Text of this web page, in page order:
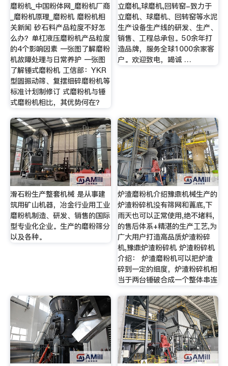
磨粉机_中国粉体网_磨粉机厂商
_磨粉机原理_磨粉机 磨粉机相
关新闻 砂石料产品粒度不好怎
么办？单杠液压磨粉机产品粒度
的4个影响因素 一张图了解磨粉
机故障处理与日常养护 一张图
了解锤式磨粉机 工信部：YKR
型圆振动筛、复摆细碎磨粉机等
标准计划制修订 式磨粉机与锤
式磨粉机相比，其优势何在？
立磨机,球磨机,回转窑-致力于
立磨机、球磨机、回转窑等水泥
生产设备生产线的研发、生产、
销售、工程总承包。50余年打
造品牌，服务全球1000余家客
户。欢迎致电，竭诚 …
滑石粉生产整套机械 是从事建
筑用矿山机器，冶金行业用工业
磨粉机制造、研发、销售的国际
型专业化企业。生产的磨粉筛分
以及各种。
炉渣磨粉机介绍豫鼎机械生产的
炉渣粉碎机没有筛网和蓖底,下
雨天也可以正常使用,绝不堵料,
的售后体系+精湛的生产工艺,为
广大用户打造高品质炉渣粉碎
机,豫鼎炉渣粉碎机 炉渣粉碎机
介绍： 炉渣磨粉机可以把炉渣
碎到一定的细度，炉渣粉碎机相
当于两台锤破合成一个整体串连